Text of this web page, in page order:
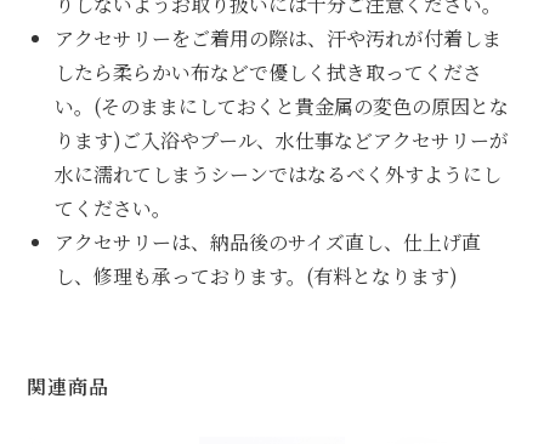
アクセサリーをご着用の際は、汗や汚れが付着しま
したら柔らかい布などで優しく拭き取ってくださ
い。(そのままにしておくと貴金属の変色の原因とな
ります)ご入浴やプール、水仕事などアクセサリーが
水に濡れてしまうシーンではなるべく外すようにし
てください。
アクセサリーは、納品後のサイズ直し、仕上げ直
し、修理も承っております。(有料となります)
関連商品